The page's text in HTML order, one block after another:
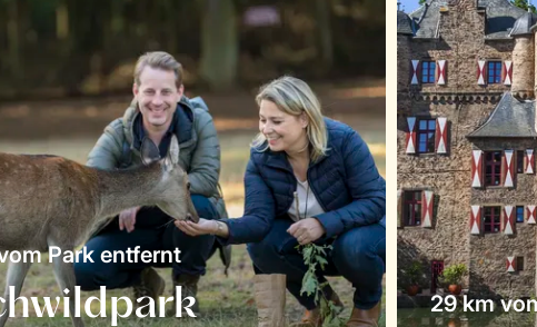
Park entfernt
29 km